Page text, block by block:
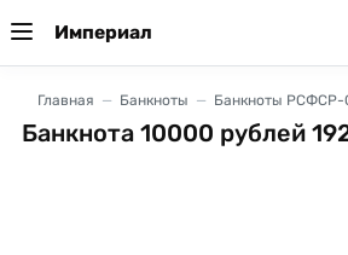
Империал
Главная Банкноты Банкноты РСФСР-
Банкнота 10000 рублей